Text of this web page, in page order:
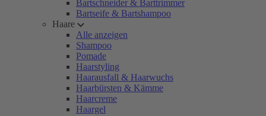
Bartschneider & Barttrimmer
Bartseife & Bartshampoo
Haare
Alle anzeigen
Shampoo
Pomade
Haarstyling
Haarausfall & Haarwuchs
Haarbürsten & Kämme
Haarcreme
Haargel